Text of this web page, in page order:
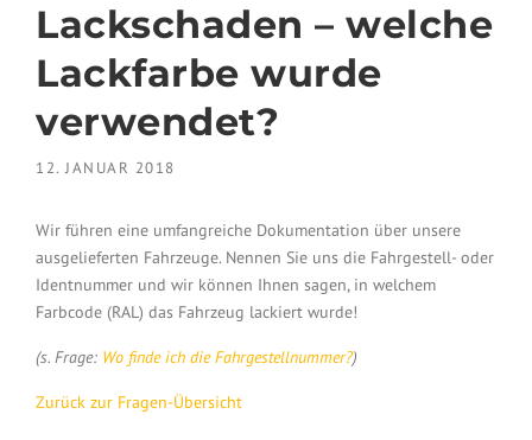
Lackschaden – welche
Lackfarbe wurde
verwendet?
12. JANUAR 2018
Wir führen eine umfangreiche Dokumentation über unsere
ausgelieferten Fahrzeuge. Nennen Sie uns die Fahrgestell- oder
Identnummer und wir können Ihnen sagen, in welchem
Farbcode (RAL) das Fahrzeug lackiert wurde!
(s. Frage: Wo finde ich die Fahrgestellnummer?)
Zurück zur Fragen-Übersicht